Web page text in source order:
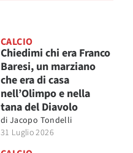
CALCIO
Chiedimi chi era Franco
Baresi, un marziano
che era di casa
nell’Olimpo e nella
tana del Diavolo
di Jacopo Tondelli
31 Luglio 2026